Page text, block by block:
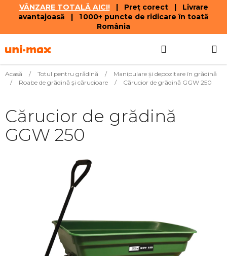
VÂNZARE TOTALĂ AICI!| Preț corect | Livrare
avantajoasă | 1 000+ puncte de ridicare în toată
România
la
DE
Acasă / Totul pentru grădină /
Manipulare și depozitare în grădină
/
Roabe de grădină și cărucioare / Cărucior de grădină GGW 250
Cărucior de grădină
GGW 250